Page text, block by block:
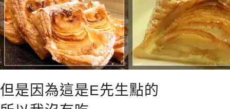
但是因為這是E先生點的